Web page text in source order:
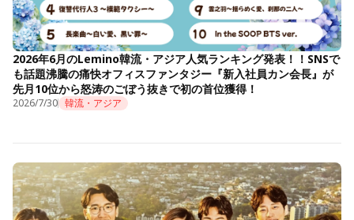
2026年6月のLemino韓流・アジア人気ランキング発表！！SNSで
も話題沸騰の痛快オフィスファンタジー『新入社員カン会長』が
先月10位から怒涛のごぼう抜きで初の首位獲得！
2026/7/30 韓流・アジア